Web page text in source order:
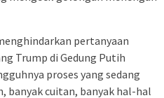
pertanyaan
Trump di Gedung Putih
proses yang sedang
banyak cuitan, banyak hal-hal